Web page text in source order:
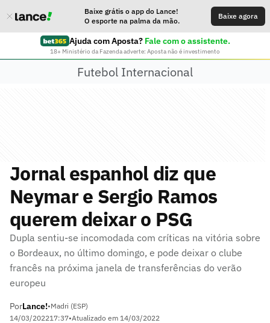
Baixe grátis o app do Lance!
O esporte na palma da mão.
Baixe agora
Ajuda com Aposta? Fale com o assistente.
18+ Ministério da Fazenda adverte: Aposta não é investimento
Futebol Internacional
Jornal espanhol diz que
Neymar e Sergio Ramos
querem deixar o PSG
Dupla sentiu-se incomodada com críticas na vitória sobre
o Bordeaux, no último domingo, e pode deixar o clube
francês na próxima janela de transferências do verão
europeu
PorLance!•Madri (ESP)
14/03/202217:37•Atualizado em 14/03/2022